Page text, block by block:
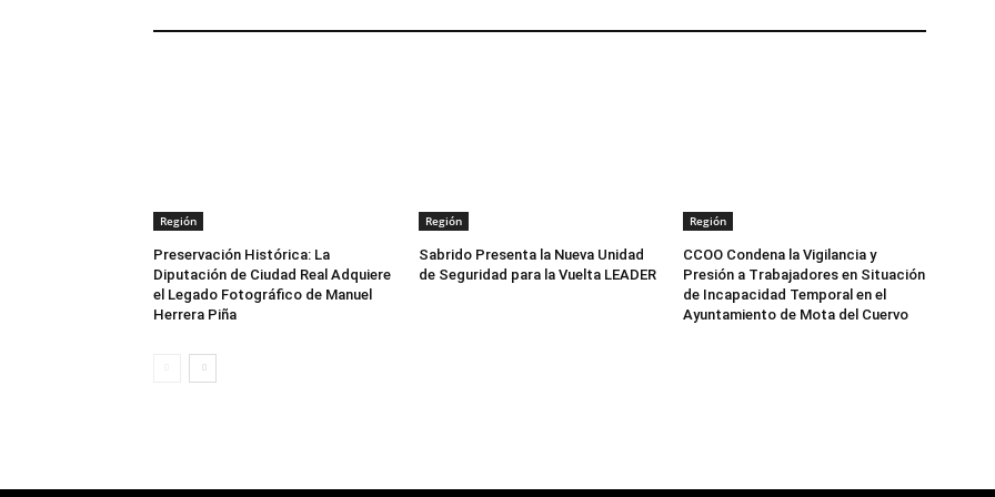
Región
Preservación Histórica: La
Diputación de Ciudad Real Adquiere
el Legado Fotográfico de Manuel
Herrera Piña
Región
Sabrido Presenta la Nueva Unidad
de Seguridad para la Vuelta LEADER
Región
CCOO Condena la Vigilancia y
Presión a Trabajadores en Situación
de Incapacidad Temporal en el
Ayuntamiento de Mota del Cuervo